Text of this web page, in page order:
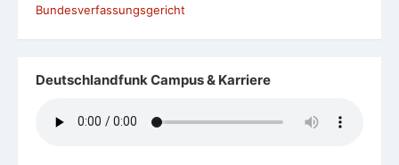
Bundesverfassungsgericht
Deutschlandfunk Campus & Karriere